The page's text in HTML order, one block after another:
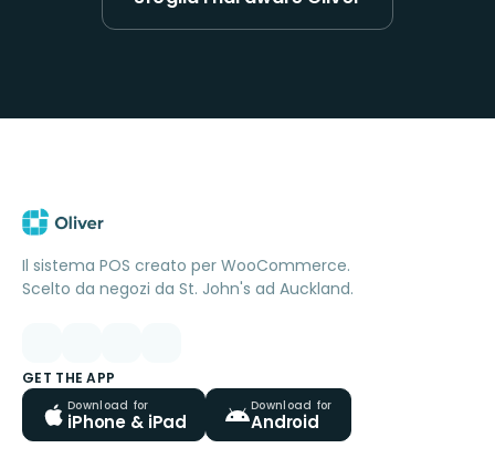
Il sistema POS creato per WooCommerce.
Scelto da negozi da St. John's ad Auckland.
GET THE APP
Download for
iPhone & iPad
Download for
Android